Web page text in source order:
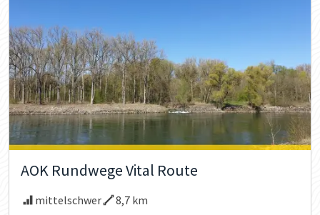
AOK Rundwege Vital Route
mittelschwer
8,7 km